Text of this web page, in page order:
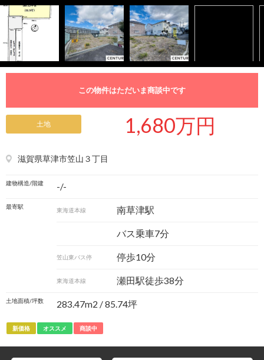
この物件はただいま商談中です
土地 1,680万円
滋賀県草津市笠山３丁目
建物構造/階建 -/-
最寄駅 東海道本線 南草津駅
バス乗車7分
笠山東バス停 停歩10分
東海道本線 瀬田駅徒歩38分
土地面積/坪数 283.47m2 / 85.74坪
新価格 オススメ 商談中